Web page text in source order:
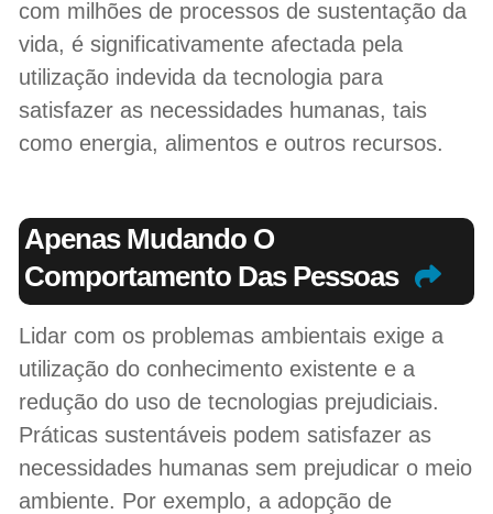
com milhões de processos de sustentação da
vida, é significativamente afectada pela
utilização indevida da tecnologia para
satisfazer as necessidades humanas, tais
como energia, alimentos e outros recursos.
Apenas Mudando O
Comportamento Das Pessoas
Lidar com os problemas ambientais exige a
utilização do conhecimento existente e a
redução do uso de tecnologias prejudiciais.
Práticas sustentáveis podem satisfazer as
necessidades humanas sem prejudicar o meio
ambiente. Por exemplo, a adopção de